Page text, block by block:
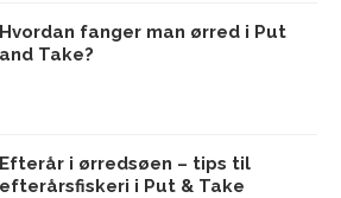
Hvordan fanger man ørred i Put
and Take?
Efterår i ørredsøen – tips til
efterårsfiskeri i Put & Take